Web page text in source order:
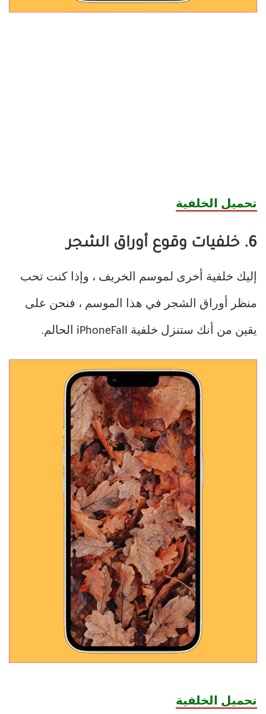
تحميل الخلفية
6. خلفيات وقوع أوراق الشجر
إليك خلفية أخرى لموسم الخريف ، وإذا كنت تحب
منظر أوراق الشجر في هذا الموسم ، فنحن على
يقين من أنك ستنزل خلفية iPhoneFall الحالم.
تحميل الخلفية